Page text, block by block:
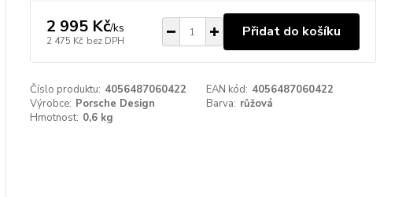
2 995 Kč/ks
2 475 Kč bez DPH
Přidat do košíku
Číslo produktu: 4056487060422 EAN kód: 4056487060422
Výrobce: Porsche Design Barva: růžová
Hmotnost: 0,6 kg